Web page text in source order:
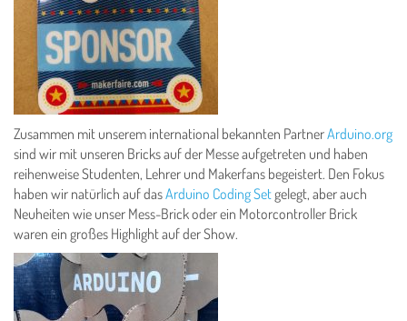
Zusammen mit unserem international bekannten PartnerArduino.org
sind wir mit unseren Bricks auf der Messe aufgetreten und haben
reihenweise Studenten, Lehrer und Makerfans begeistert. Den Fokus
haben wir natürlich auf dasArduino Coding Setgelegt, aber auch
Neuheiten wie unser Mess-Brick oder ein Motorcontroller Brick
waren ein großes Highlight auf der Show.